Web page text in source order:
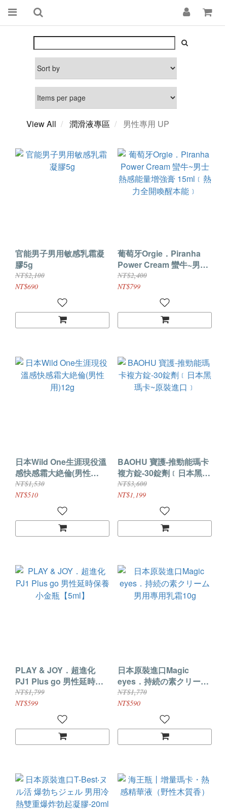
View All 潤滑液專區 男性專用 UP
官能男子男用敏感乳霜凝
膠5g
NT$2,100
NT$690
葡萄牙Orgie．Piranha
Power Cream 蠻牛~男士
熱感能量增強膏 15ml﹝熱
力全開喚醒本能﹞
NT$2,400
NT$799
日本Wild One生涯現役溫
感快感霜大絶倫(男性
用)12g
NT$1,530
NT$510
BAOHU 寶護-推勁能瑪卡
複方錠-30錠劑﹝日本黑瑪
卡~原裝進口﹞
NT$3,600
NT$1,199
PLAY & JOY．超進化
PJ1 Plus go 男性延時保
養小金瓶【5ml】
NT$1,799
NT$599
日本原裝進口Magic
eyes．持続の素クリーム
男用專用乳霜10g
NT$1,770
NT$590